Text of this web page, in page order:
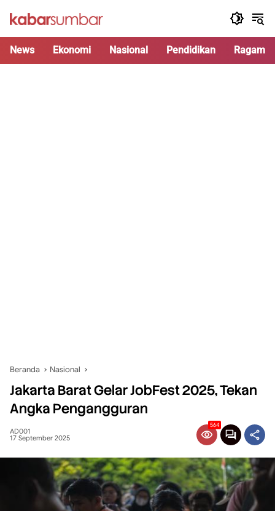
News Ekonomi Nasional Pendidikan Ragam
Beranda Nasional
Jakarta Barat Gelar JobFest 2025, Tekan
Angka Pengangguran
AD001
17 September 2025
564